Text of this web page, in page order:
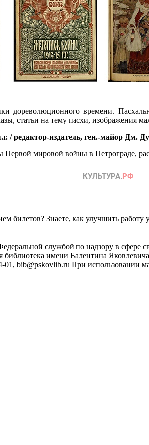
дореволюционного времени.
статьи на тему пасхи, изображения
/ редактор-издатель, ген.-майор Дм.
мировой войны в Петрограде,
билетов? Знаете, как улучшить работу
службой по надзору в сфере
библиотека имени Валентина
01, bib@pskovlib.ru При использовании